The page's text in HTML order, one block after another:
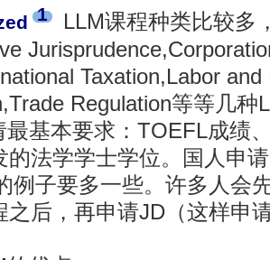
1
LLM课程种类比较多
Taxation,Labor
Regulation等等几
最基本要求：TOEFL成绩
的法学学士学位。国人申
例子要多一些。许多人会
之后，再申请JD（这样申